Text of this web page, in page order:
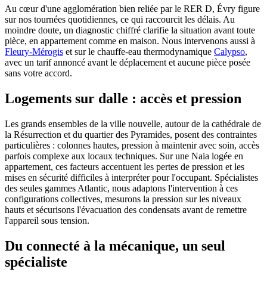
Au cœur d'une agglomération bien reliée par le RER D, Évry figure
sur nos tournées quotidiennes, ce qui raccourcit les délais. Au
moindre doute, un diagnostic chiffré clarifie la situation avant toute
pièce, en appartement comme en maison. Nous intervenons aussi à
Fleury-Mérogis et sur le chauffe-eau thermodynamique Calypso,
avec un tarif annoncé avant le déplacement et aucune pièce posée
sans votre accord.
Logements sur dalle : accès et pression
Les grands ensembles de la ville nouvelle, autour de la cathédrale de
la Résurrection et du quartier des Pyramides, posent des contraintes
particulières : colonnes hautes, pression à maintenir avec soin, accès
parfois complexe aux locaux techniques. Sur une Naia logée en
appartement, ces facteurs accentuent les pertes de pression et les
mises en sécurité difficiles à interpréter pour l'occupant. Spécialistes
des seules gammes Atlantic, nous adaptons l'intervention à ces
configurations collectives, mesurons la pression sur les niveaux
hauts et sécurisons l'évacuation des condensats avant de remettre
l'appareil sous tension.
Du connecté à la mécanique, un seul
spécialiste